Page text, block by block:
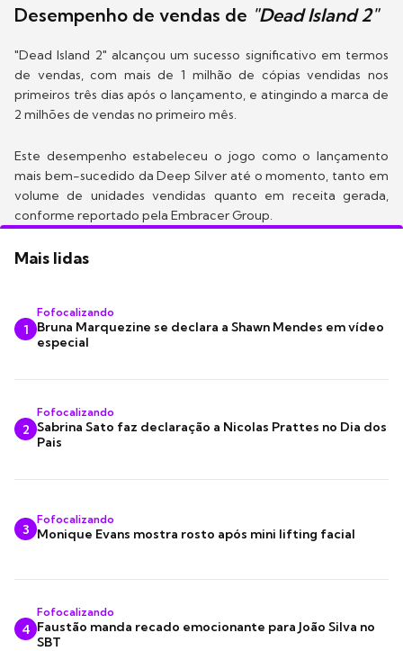
Desempenho de vendas de "Dead Island 2"
"Dead Island 2" alcançou um sucesso significativo em termos
de vendas, com mais de 1 milhão de cópias vendidas nos
primeiros três dias após o lançamento, e atingindo a marca de
2 milhões de vendas no primeiro mês.
Este desempenho estabeleceu o jogo como o lançamento
mais bem-sucedido da Deep Silver até o momento, tanto em
volume de unidades vendidas quanto em receita gerada,
conforme reportado pela Embracer Group.
Mais lidas
1
Fofocalizando
Bruna Marquezine se declara a Shawn Mendes em vídeo
especial
2
Fofocalizando
Sabrina Sato faz declaração a Nicolas Prattes no Dia dos
Pais
3
Fofocalizando
Monique Evans mostra rosto após mini lifting facial
4
Fofocalizando
Faustão manda recado emocionante para João Silva no
SBT